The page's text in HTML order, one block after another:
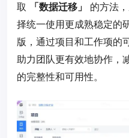
取
「数据迁移」
的方法
择统一使用更成熟稳定
版，通过项目和工作项的
助力团队更有效地协作，
的完整性和可用性。